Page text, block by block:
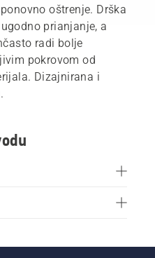
oštrenje. Drška
prianjanje, a
radi bolje
pokrovom od
Dizajnirana i